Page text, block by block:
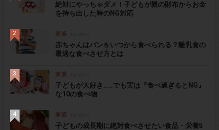
絶対にやっちゃダメ！子どもが親の財布からお金
を持ち出した時のNG対応
赤ちゃんはパンをいつから食べられる？離乳食の
最適な食べさせ方とは
子どもが大好き……でも実は『食べ過ぎるとNG』
な10の食べ物
子どもの成長期に絶対食べさせたい食品・栄養5